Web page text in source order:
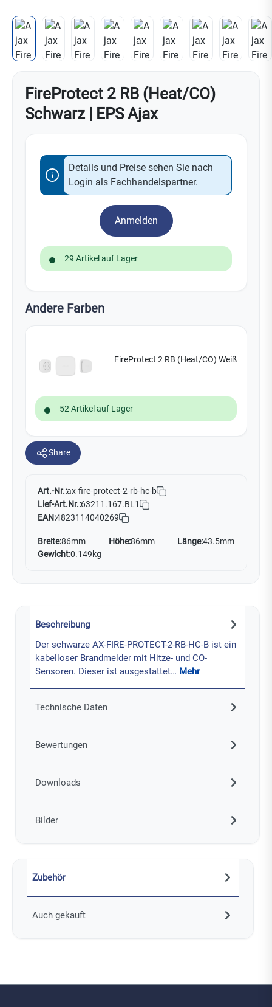
FireProtect 2 RB (Heat/CO)
Schwarz | EPS Ajax
Details und Preise sehen Sie nach
Login als Fachhandelspartner.
Anmelden
29 Artikel auf Lager
Andere Farben
FireProtect 2 RB (Heat/CO) Weiß
52 Artikel auf Lager
Share
Art.-Nr.:ax-fire-protect-2-rb-hc-b
Lief-Art.Nr.:63211.167.BL1
EAN:4823114040269
Breite:86mm Höhe:86mm Länge:43.5mm
Gewicht:0.149kg
Beschreibung
Der schwarze AX-FIRE-PROTECT-2-RB-HC-B ist ein
kabelloser Brandmelder mit Hitze- und CO-
Sensoren. Dieser ist ausgestattet… Mehr
Technische Daten
Bewertungen
Downloads
Bilder
Zubehör
Auch gekauft